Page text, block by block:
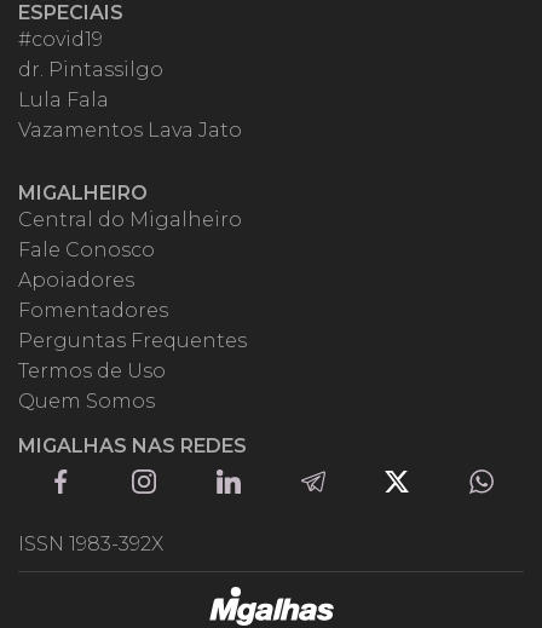
ESPECIAIS
#covid19
dr. Pintassilgo
Lula Fala
Vazamentos Lava Jato
MIGALHEIRO
Central do Migalheiro
Fale Conosco
Apoiadores
Fomentadores
Perguntas Frequentes
Termos de Uso
Quem Somos
MIGALHAS NAS REDES
ISSN 1983-392X